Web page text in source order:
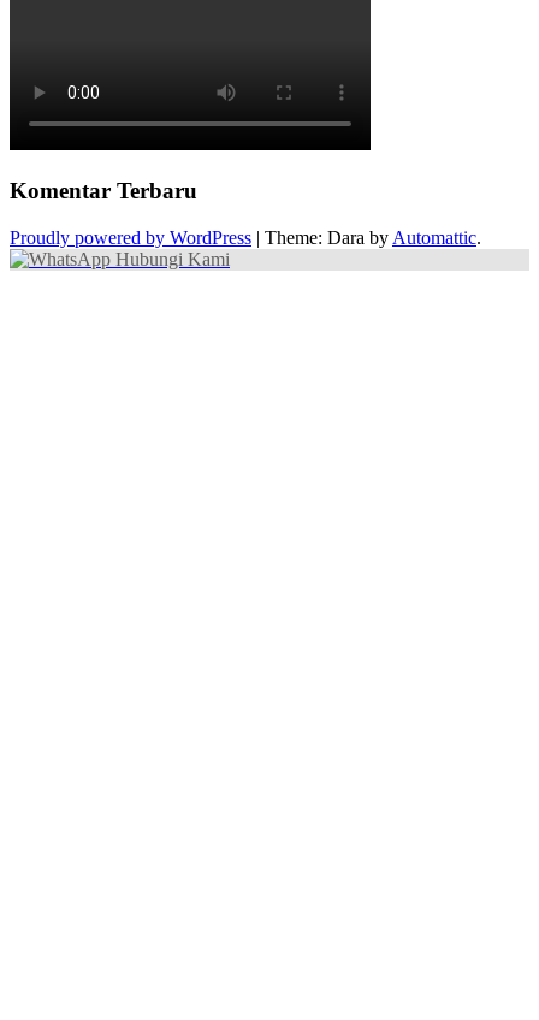
Komentar Terbaru
Proudly powered by WordPress | Theme: Dara by Automattic.
Hubungi Kami